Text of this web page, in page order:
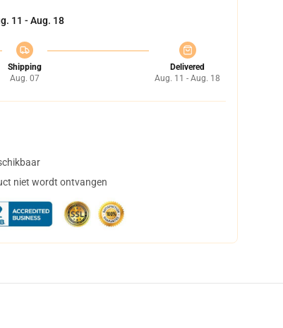
11 - Aug. 18
Shipping
Aug. 07
Delivered
Aug. 11 - Aug. 18
niet wordt ontvangen